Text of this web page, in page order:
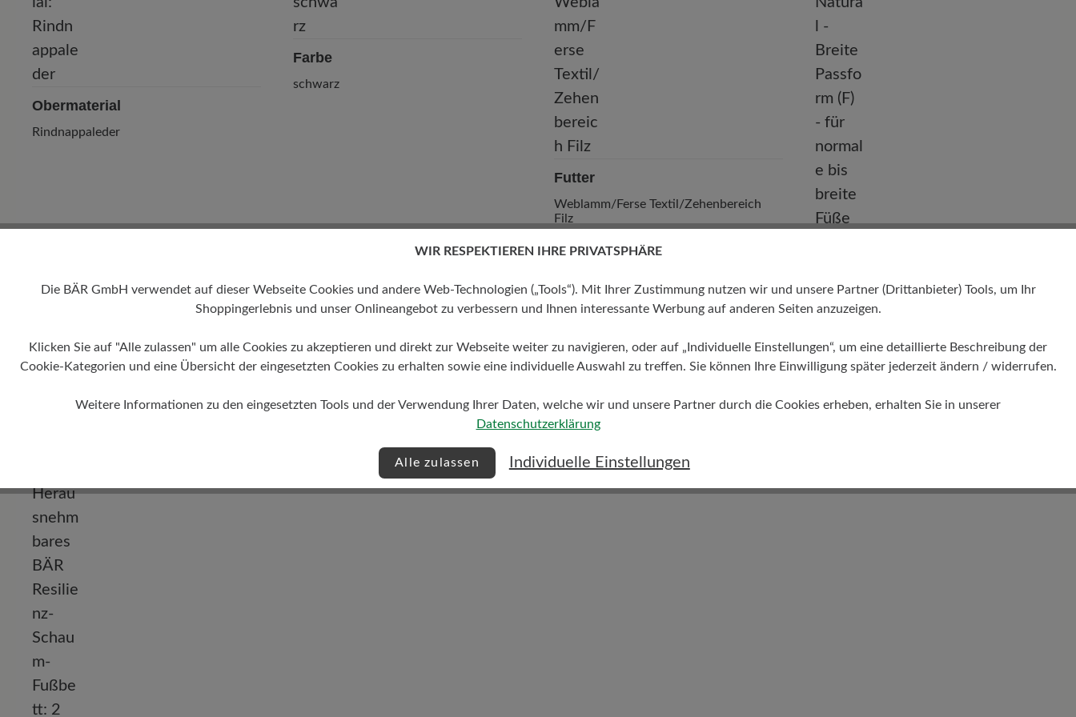
Obermaterial
Rindnappaleder
Farbe
schwarz
Futter
Weblamm/Ferse Textil/Zehenbereich
Filz
normale bis breite Füße
Dämpfungsgrad
WIR RESPEKTIEREN IHRE PRIVATSPHÄRE
Die BÄR GmbH verwendet auf dieser Webseite Cookies und andere Web-Technologien („Tools“). Mit Ihrer Zustimmung nutzen wir und unsere Partner (Drittanbieter) Tools, um Ihr
Shoppingerlebnis und unser Onlineangebot zu verbessern und Ihnen interessante Werbung auf anderen Seiten anzuzeigen.
Klicken Sie auf "Alle zulassen" um alle Cookies zu akzeptieren und direkt zur Webseite weiter zu navigieren, oder auf „Individuelle Einstellungen“, um eine detaillierte Beschreibung der
Cookie-Kategorien und eine Übersicht der eingesetzten Cookies zu erhalten sowie eine individuelle Auswahl zu treffen. Sie können Ihre Einwilligung später jederzeit ändern / widerrufen.
Weitere Informationen zu den eingesetzten Tools und der Verwendung Ihrer Daten, welche wir und unsere Partner durch die Cookies erheben, erhalten Sie in unserer
Datenschutzerklärung
Alle zulassen Individuelle Einstellungen